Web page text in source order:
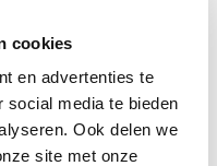
cookies
en advertenties te
social media te bieden
Ook delen we
site met onze
Whatsapp